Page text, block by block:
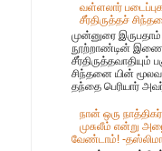
வள்ளலார்
சீர்திருத்தச்
முன்னுரை இருபதாம்
நூற்றாண்டின்
சீர்திருத்தவாதியும்
சிந்தனை யின்
தந்தை பெரியார்
நான் ஒரு
முசுலீம் என்று
வேண்டாம்! -